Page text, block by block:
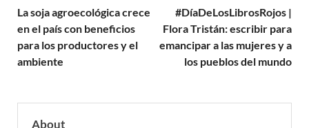
La soja agroecológica crece
en el país con beneficios
para los productores y el
ambiente
#DíaDeLosLibrosRojos |
Flora Tristán: escribir para
emancipar a las mujeres y a
los pueblos del mundo
About